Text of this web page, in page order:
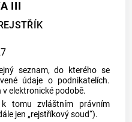
III
seznam, do kterého se
údaje o podnikatelích.
elektronické podobě.
tomu zvláštním právním
jen „rejstříkový soud“).